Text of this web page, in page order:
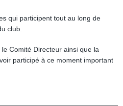
qui participent tout au long de
club.
Comité Directeur ainsi que la
participé à ce moment important